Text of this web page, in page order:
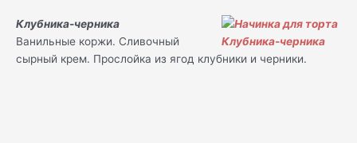
Клубника-черника
Ванильные коржи. Сливочный
сырный крем. Прослойка из ягод клубники и черники.